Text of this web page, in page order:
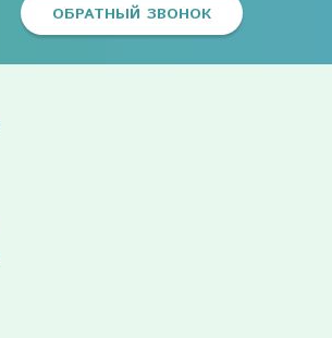
ОБРАТНЫЙ ЗВОНОК